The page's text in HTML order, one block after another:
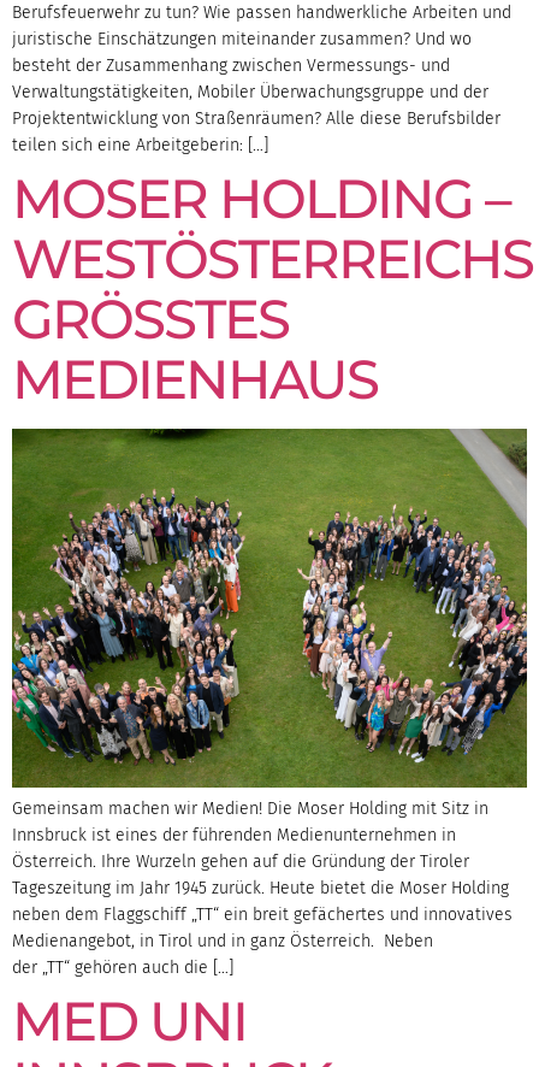
Berufsfeuerwehr zu tun? Wie passen handwerkliche Arbeiten und
juristische Einschätzungen miteinander zusammen? Und wo
besteht der Zusammenhang zwischen Vermessungs- und
Verwaltungstätigkeiten, Mobiler Überwachungsgruppe und der
Projektentwicklung von Straßenräumen? Alle diese Berufsbilder
teilen sich eine Arbeitgeberin: […]
MOSER HOLDING –
WESTÖSTERREICHS
GRÖSSTES M
EDIENHAUS
Gemeinsam machen wir Medien! Die Moser Holding mit Sitz in
Innsbruck ist eines der führenden Medienunternehmen in
Österreich. Ihre Wurzeln gehen auf die Gründung der Tiroler
Tageszeitung im Jahr 1945 zurück. Heute bietet die Moser Holding
neben dem Flaggschiff „TT“ ein breit gefächertes und innovatives
Medienangebot, in Tirol und in ganz Österreich. Neben
der „TT“ gehören auch die […]
MED UNI